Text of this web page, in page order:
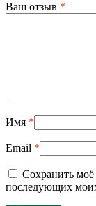
Ваш отзыв *
Имя *
Email *
Сохранить моё
последующих